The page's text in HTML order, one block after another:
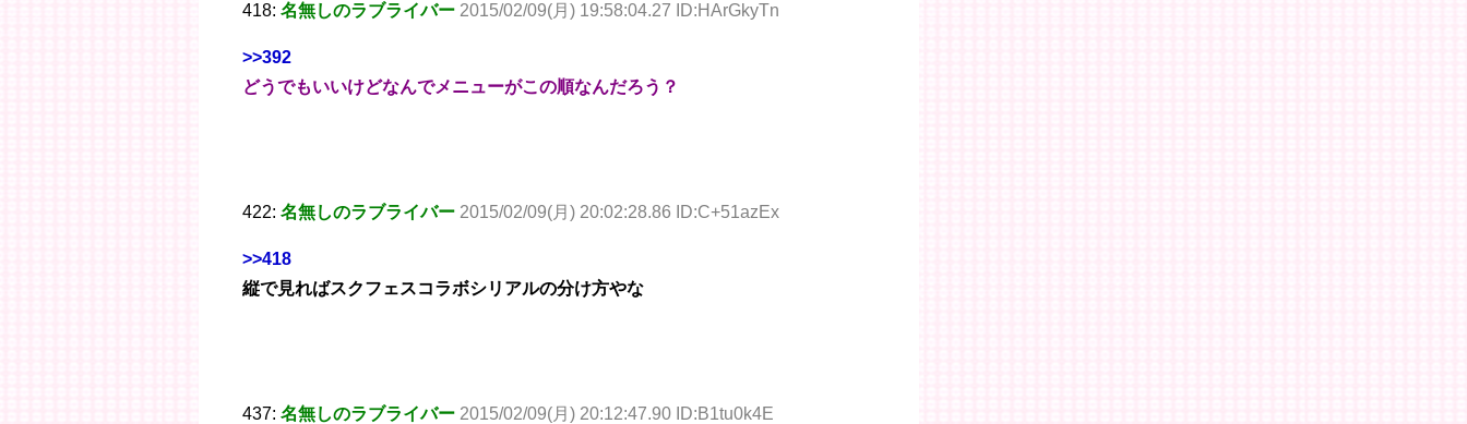
418: 名無しのラブライバー 2015/02/09(月) 19:58:04.27 ID:HArGkyTn
>>392
どうでもいいけどなんでメニューがこの順なんだろう？
422: 名無しのラブライバー 2015/02/09(月) 20:02:28.86 ID:C+51azEx
>>418
縦で見ればスクフェスコラボシリアルの分け方やな
437: 名無しのラブライバー 2015/02/09(月) 20:12:47.90 ID:B1tu0k4E